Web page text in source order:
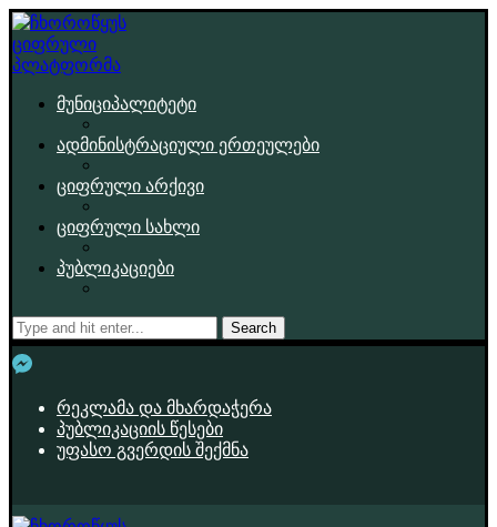
მუნიციპალიტეტი
ადმინისტრაციული ერთეულები
ციფრული არქივი
ციფრული სახლი
პუბლიკაციები
Search
რეკლამა და მხარდაჭერა
პუბლიკაციის წესები
უფასო გვერდის შექმნა